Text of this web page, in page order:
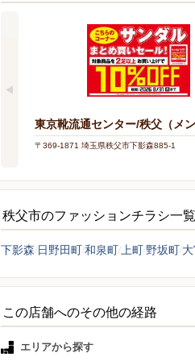
東京靴流通センター/秩父（メ
〒369-1871 埼玉県秩父市下影森885-1
秩父市のファッションチラシ一覧
下影森 日野田町和泉町 上町 野坂町
この店舗へのその他の経路
エリアから探す